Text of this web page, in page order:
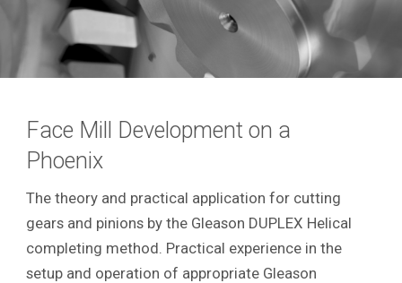
Face Mill Development on a
Phoenix
The theory and practical application for cutting
gears and pinions by the Gleason DUPLEX Helical
completing method. Practical experience in the
setup and operation of appropriate Gleason